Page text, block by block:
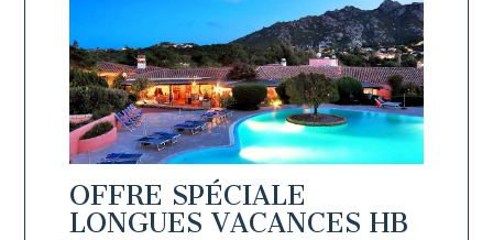
OFFRE SPÉCIALE
LONGUES VACANCES HB